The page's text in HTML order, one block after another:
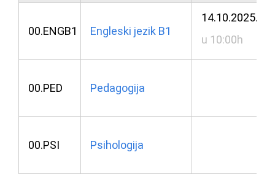
00.ENGB1 Engleski jezik B1
14.10.2025.
u 10:00h
00.PED Pedagogija
00.PSI Psihologija